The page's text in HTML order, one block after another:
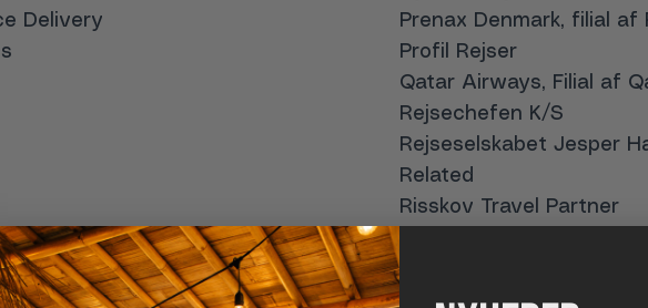
Delivery
Prenax Denmark, filial af
Profil Rejser
Qatar Airways, Filial af
Rejsechefen K/S
Rejseselskabet Jesper
Related
Risskov Travel Partner
Scandinavian Airlines
Singapore Airlines